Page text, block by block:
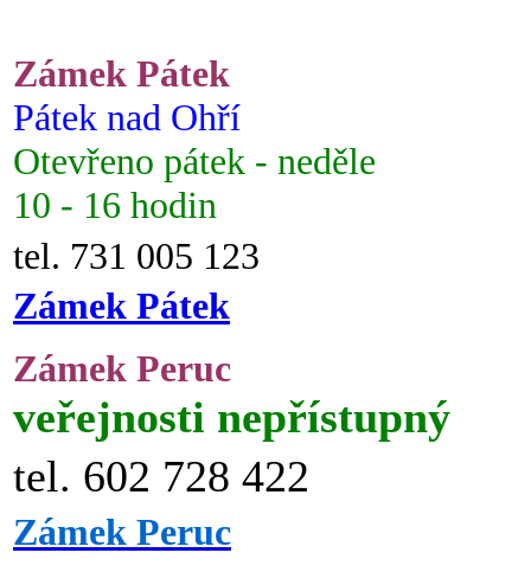
Zámek Pátek
Pátek nad Ohří
Otevřeno pátek - neděle
10 - 16 hodin
tel. 731 005 123
Zámek Pátek
Zámek Peruc
veřejnosti nepřístupný
tel. 602 728 422
Zámek Peruc